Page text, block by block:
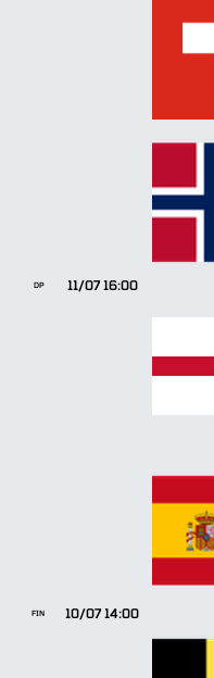
11/07 16:00
DP
10/07 14:00
FIN